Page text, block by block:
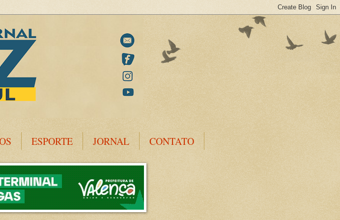
ESPORTE JORNAL CONTATO